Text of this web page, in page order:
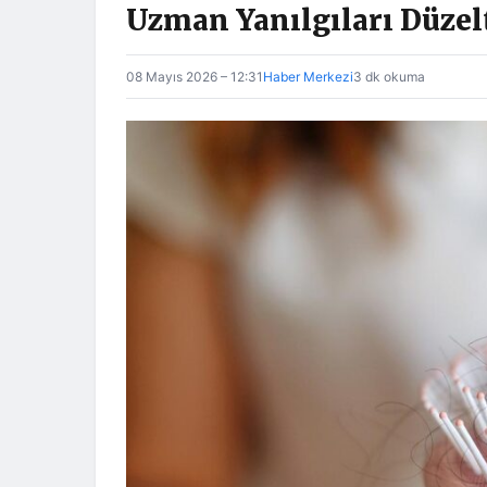
Uzman Yanılgıları
08 Mayıs 2026 – 12:31 Haber Merkezi3 dk okuma